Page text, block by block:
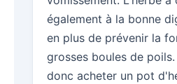
également à la bonne
en plus de prévenir la
grosses boules de
donc acheter un pot